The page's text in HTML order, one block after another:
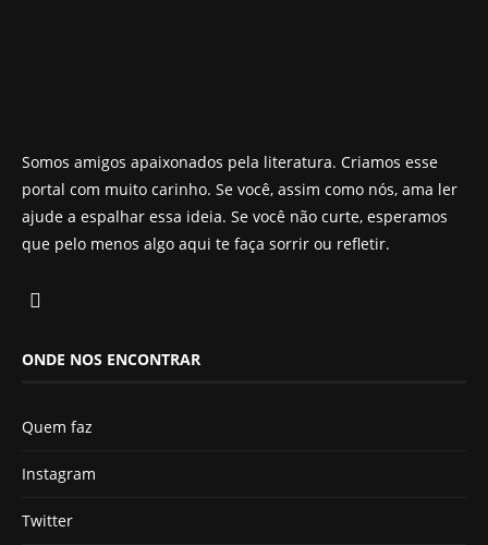
Somos amigos apaixonados pela literatura. Criamos esse
portal com muito carinho. Se você, assim como nós, ama ler
ajude a espalhar essa ideia. Se você não curte, esperamos
que pelo menos algo aqui te faça sorrir ou refletir.
ONDE NOS ENCONTRAR
Quem faz
Instagram
Twitter